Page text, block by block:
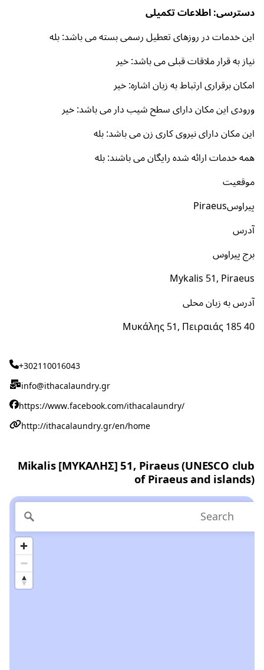
دسترسی: اطلاعات تکمیلی
این خدمات در روزهای تعطیل رسمی بسته می باشد: بله
نیاز به قرار ملاقات قبلی می باشد: خیر
امکان برقراری ارتباط به زبان اشاره: خیر
ورودی این مکان دارای سطح شیب دار می باشد: خیر
این مکان دارای نیروی کاری زن می باشد: بله
همه خدمات ارائه شده رایگان می باشند: بله
موقعیت
پیراوسPiraeus
آدرس
برج پیراوس
Mykalis 51, Piraeus
آدرس به زبان محلی
Μυκάλης 51, Πειραιάς 185 40
+302110016043
info@ithacalaundry.gr
https://www.facebook.com/ithacalaundry/
http://ithacalaundry.gr/en/home
Mikalis [ΜΥΚΑΛΗΣ] 51, Piraeus (UNESCO club
of Piraeus and islands)